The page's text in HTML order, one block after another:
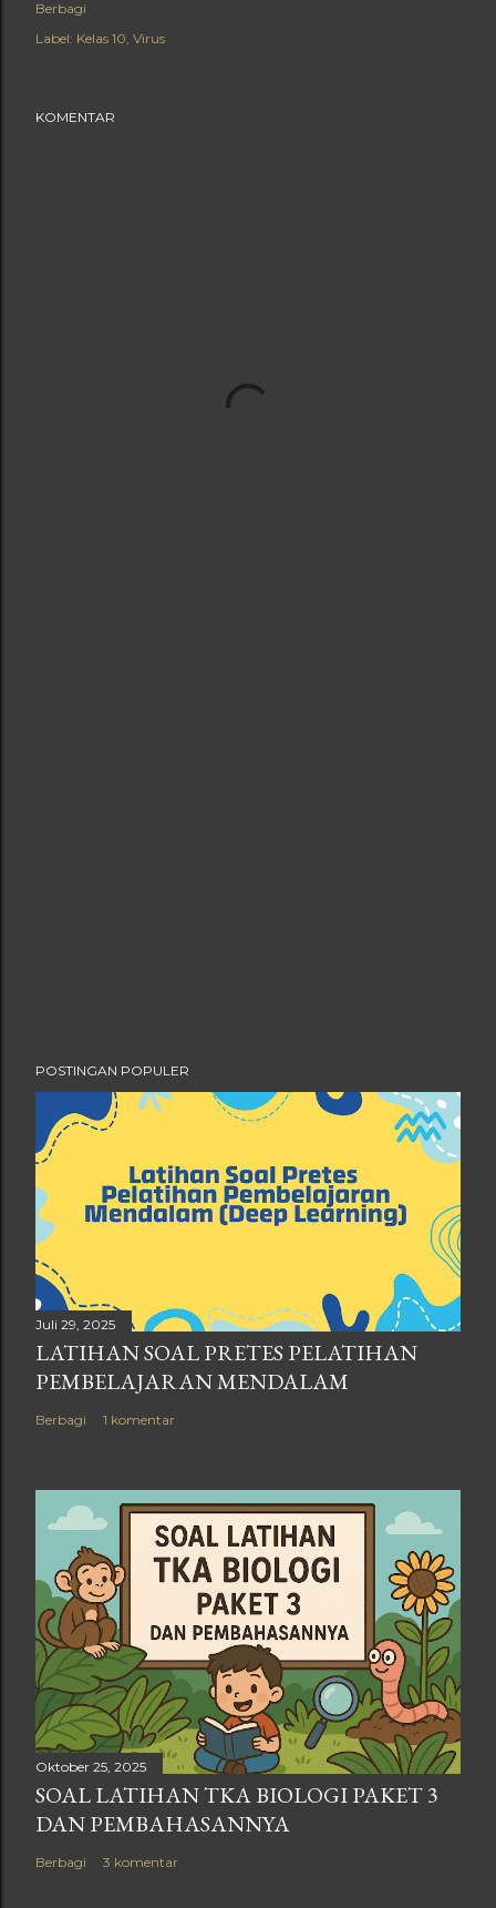
Berbagi
Label: Kelas 10 Virus
KOMENTAR
POSTINGAN POPULER
Juli 29, 2025
LATIHAN SOAL PRETES PELATIHAN
PEMBELAJARAN MENDALAM
Berbagi 1 komentar
Oktober 25, 2025
SOAL LATIHAN TKA BIOLOGI PAKET 3
DAN PEMBAHASANNYA
Berbagi 3 komentar